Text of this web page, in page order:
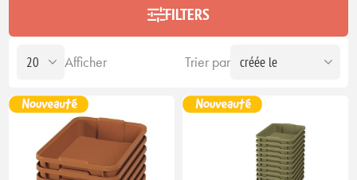
FILTERS
Trier par
Afficher